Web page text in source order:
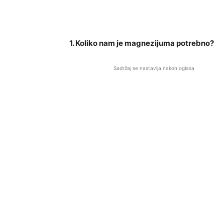
1. Koliko nam je magnezijuma potrebno?
Sadržaj se nastavlja nakon oglasa